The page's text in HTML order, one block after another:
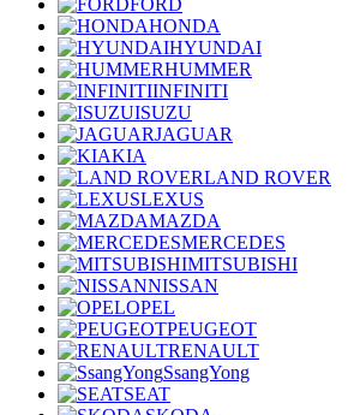
HONDA
HYUNDAI
HUMMER
INFINITI
ISUZU
JAGUAR
KIA
LAND ROVER
LEXUS
MAZDA
MERCEDES
MITSUBISHI
NISSAN
OPEL
PEUGEOT
RENAULT
SsangYong
SEAT